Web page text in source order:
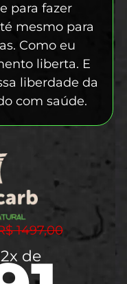
para fazer
mesmo para
Como eu
liberta. E
liberdade da
com saúde.
1497,00
de​